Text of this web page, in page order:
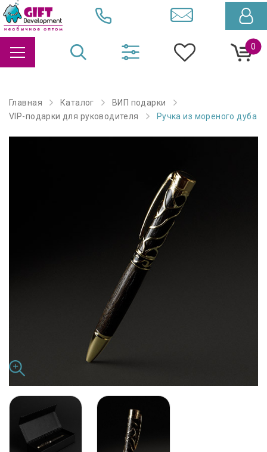
0
Главная Каталог
ВИП подарки
VIP-подарки для руководителя
Ручка из мореного дуба